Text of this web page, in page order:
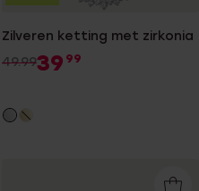
Zilveren ketting met zirkonia
49.9939 99